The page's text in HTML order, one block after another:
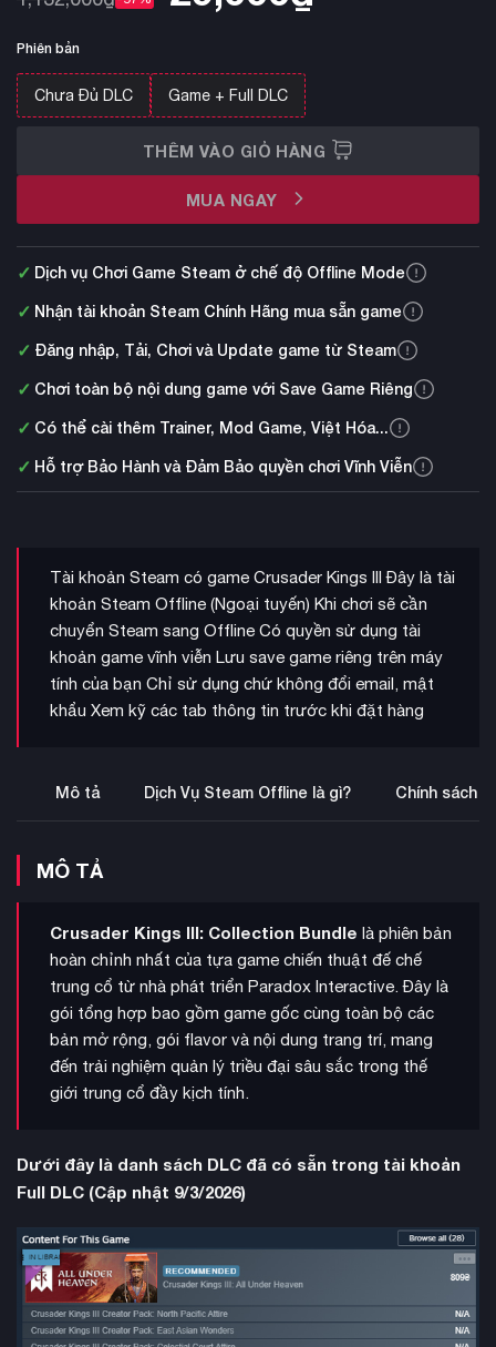
đánh giá
Phiên bản
Chưa Đủ DLC Game + Full DLC
THÊM VÀO GIỎ HÀNG
MUA NGAY
✓ Dịch vụ Chơi Game Steam ở chế độ Offline Mode
✓ Nhận tài khoản Steam Chính Hãng mua sẵn game
✓ Đăng nhập, Tải, Chơi và Update game từ Steam
✓ Chơi toàn bộ nội dung game với Save Game Riêng
✓ Có thể cài thêm Trainer, Mod Game, Việt Hóa...
✓ Hỗ trợ Bảo Hành và Đảm Bảo quyền chơi Vĩnh Viễn
Tài khoản Steam có game Crusader Kings III Đây là tài
khoản Steam Offline (Ngoại tuyến) Khi chơi sẽ cần
chuyển Steam sang Offline Có quyền sử dụng tài
khoản game vĩnh viễn Lưu save game riêng trên máy
tính của bạn Chỉ sử dụng chứ không đổi email, mật
khẩu Xem kỹ các tab thông tin trước khi đặt hàng
Mô tả Dịch Vụ Steam Offline là gì? Chính sách
MÔ TẢ
Crusader Kings III: Collection Bundle là phiên bản
hoàn chỉnh nhất của tựa game chiến thuật đế chế
trung cổ từ nhà phát triển Paradox Interactive. Đây là
gói tổng hợp bao gồm game gốc cùng toàn bộ các
bản mở rộng, gói flavor và nội dung trang trí, mang
đến trải nghiệm quản lý triều đại sâu sắc trong thế
giới trung cổ đầy kịch tính.
Dưới đây là danh sách DLC đã có sẵn trong tài khoản
Full DLC (Cập nhật 9/3/2026)